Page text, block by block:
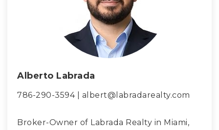
Alberto Labrada
786-290-3594 | albert@labradarealty.com
Broker-Owner of Labrada Realty in Miami,